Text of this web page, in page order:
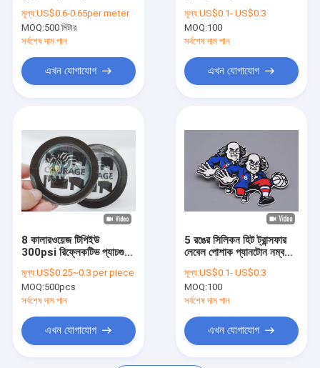
পণ্য
ভিডিও
আমাদের সম্বন্ধে
গুণমান নিয়ন্ত্রণ
আমাদের সাথে যোগাযোগ
খবর
মূল্য:US$0.6-0.65per meter
MOQ:500 মিটার
সর্বশেষ দাম পান
এখন যোগাযোগ
জন্য
মূল্য:US$0.1- US$0.3
MOQ:100
সর্বশেষ দাম পান
এখন যোগাযোগ
8 কালারওয়েজ টিপিইউ
300psi রিফ্লেকটিভ প্যাচগুলি
মূল্য:US$0.25~0.3 per piece
MOQ:500pcs
সর্বশেষ দাম পান
এখন যোগাযোগ
5 রঙের সিলিকন হিট ট্রান্সফার
লেবেল পোশাক প্যানটোন নম্বরের
মূল্য:US$0.1- US$0.3
MOQ:100
সর্বশেষ দাম পান
এখন যোগাযোগ